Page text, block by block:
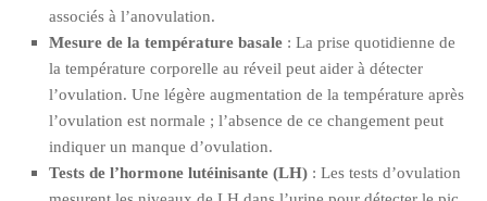
associés à l’anovulation.
Mesure de la température basale : La prise quotidienne de
la température corporelle au réveil peut aider à détecter
l’ovulation. Une légère augmentation de la température après
l’ovulation est normale ; l’absence de ce changement peut
indiquer un manque d’ovulation.
Tests de l’hormone lutéinisante (LH) : Les tests d’ovulation